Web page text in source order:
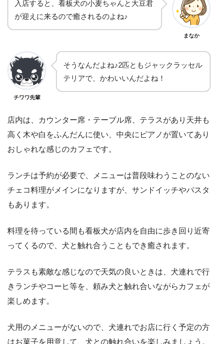
入店すると、看板犬の小麦ちゃんと大豆君
が迎えに来るので癒されるのよね♪
まなか
チワワ先輩
そうなんだよね♪2匹ともジャックラッセル
テリアで、かわいいんだよね！
店内は、カウンター席・テーブル席、テラスがあり天井も
高く木や白をふんだんに使い、中央にピアノが置いてあり
おしゃれな感じのカフェです。
ランチは予約が必要で、メニューは普段味わうことのない
チェコ料理がメインになりますが、サンドイッチやパスタ
もあります。
料理を待っている間も看板犬が店内を自由に歩き回り近寄
ってくるので、犬と触れ合うこともでき癒されます。
テラスも素敵な感じなので天気の良いときは、犬連れで行
きランチやコーヒ等を、頼み犬と触れ合いながらカフェが
楽しめます。
犬用のメニューがないので、犬連れでお店に行く予定の方
はお菓子を用意して、犬との触れ合いを楽しみましょう。